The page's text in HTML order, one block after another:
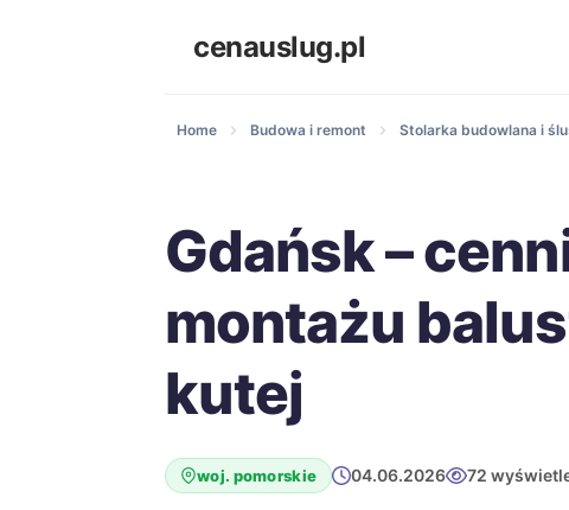
cenauslug.pl
Home Budowa i remont Stolarka budowlana i
Gdańsk –
montażu
kutej
woj. pomorskie 04.06.2026 72